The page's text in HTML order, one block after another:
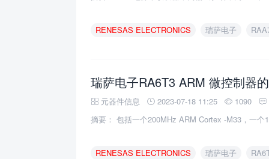
RENESAS ELECTRONICS 瑞萨电子
瑞萨电子RA6T3 ARM 微控制器
元器件信息 2023-07-18 11:25 1090
摘要： 包括一个200MHz ARM Cortex -M33，一个
RENESAS ELECTRONICS 瑞萨电子